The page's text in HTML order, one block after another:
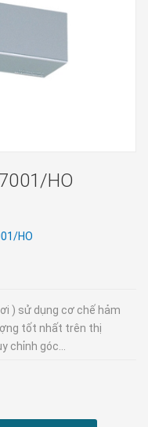
HO
HO
) sử dụng cơ chế hảm
tốt nhất trên thị
chỉnh góc...